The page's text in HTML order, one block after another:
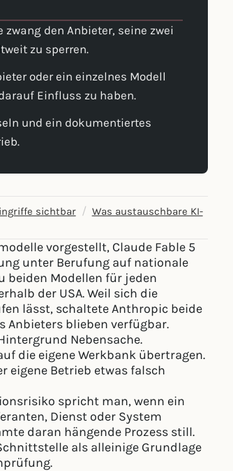
zwang den Anbieter, seine zwei
zu sperren.
oder ein einzelnes Modell
Einfluss zu haben.
und ein dokumentiertes
sichtbar / Was austauschbare KI-
vorgestellt, Claude Fable 5
unter Berufung auf nationale
beiden Modellen für jeden
der USA. Weil sich die
lässt, schaltete Anthropic beide
Anbieters blieben verfügbar.
Nebensache.
die eigene Werkbank übertragen.
eigene Betrieb etwas falsch
spricht man, wenn ein
Dienst oder System
daran hängende Prozess still.
als alleinige Grundlage